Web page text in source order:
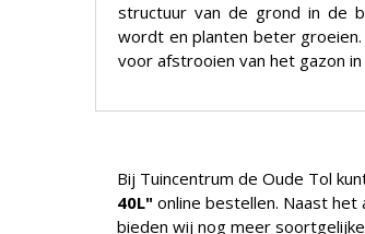
structuur van de grond in de
wordt en planten beter
voor afstrooien van het gazon
Bij Tuincentrum de Oude Tol
40L" online bestellen. Naast het
bieden wij nog meer